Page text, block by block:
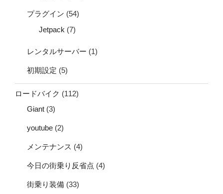
プラグイン (54)
Jetpack (7)
レンタルサーバー (1)
初期設定 (5)
ロードバイク (112)
Giant (3)
youtube (2)
メンテナンス (4)
今日の街乗り反省点 (4)
街乗り装備 (33)